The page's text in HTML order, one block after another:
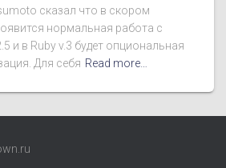
сказал что в скором
нормальная работа с
и в Ruby v.3 будет опциональная
Для себя Read more…